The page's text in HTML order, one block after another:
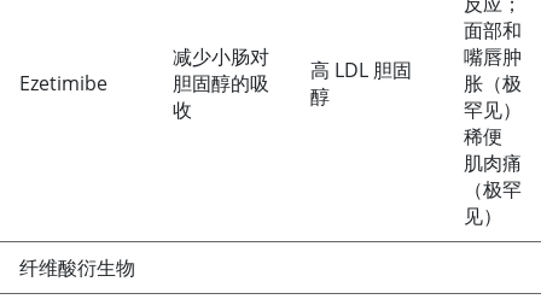
Ezetimibe
减少小肠对
胆固醇的吸
收
高 LDL 胆固
醇
面部和
嘴唇肿
胀（极
罕见）
稀便
肌肉痛
（极罕
见）
纤维酸衍生物